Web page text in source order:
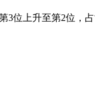
3位上升至第2位，